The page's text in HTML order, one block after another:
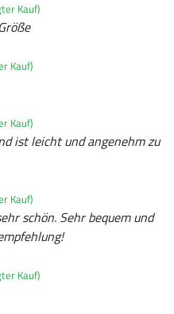
Kauf)
Kauf)
Kauf)
ist leicht und angenehm zu
Kauf)
schön. Sehr bequem und
Kauf)